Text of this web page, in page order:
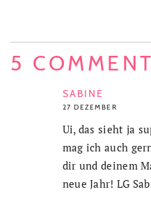
5
SABINE
27 DEZEMBER
Ui, das sieht ja
mag ich auch
dir und deinem
neue Jahr! LG